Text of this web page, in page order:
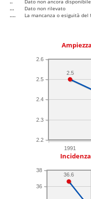
..
Dato non ancora disponibile
...
Dato non rilevato
....
La mancanza o esiguità
1991
2.2
2.3
2.4
2.5
2.6
2.5
36
38
36.6